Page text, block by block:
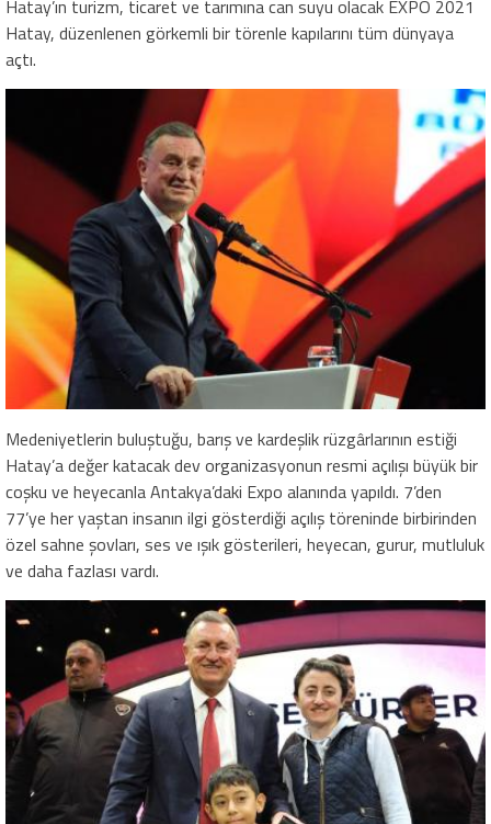
Hatay’ın turizm, ticaret ve tarımına can suyu olacak EXPO 2021
Hatay, düzenlenen görkemli bir törenle kapılarını tüm dünyaya
açtı.
Medeniyetlerin buluştuğu, barış ve kardeşlik rüzgârlarının estiği
Hatay’a değer katacak dev organizasyonun resmi açılışı büyük bir
coşku ve heyecanla Antakya’daki Expo alanında yapıldı. 7’den
77’ye her yaştan insanın ilgi gösterdiği açılış töreninde birbirinden
özel sahne şovları, ses ve ışık gösterileri, heyecan, gurur, mutluluk
ve daha fazlası vardı.